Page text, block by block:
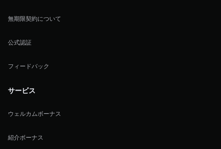
無期限契約について
公式認証
フィードバック
サービス
ウェルカムボーナス
紹介ボーナス